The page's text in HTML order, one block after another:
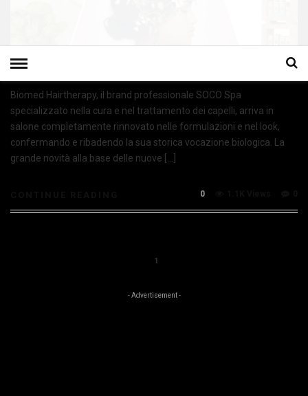
Biomed Hairtherapy, il brand professionale SOCO Spa
specializzato nella cura e nel trattamento dei capelli, arriva in
salone completamente rinnovato nelle formulazioni e nel look,
confermando e ribadendo la sua storica vocazione biologica. La
grande novità alla base delle nuove […]
0
1
- Advertisement -